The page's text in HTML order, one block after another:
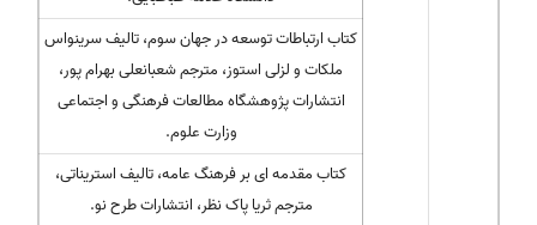
کتاب ارتباطات توسعه در جهان سوم، تالیف سرینواس
ملکات و لزلی استوز، مترجم شعبانعلی بهرام پور،
انتشارات پژوهشگاه مطالعات فرهنگی و اجتماعی
وزارت علوم.
کتاب مقدمه ای بر فرهنگ عامه، تالیف استریناتی،
مترجم ثریا پاک نظر، انتشارات طرح نو.